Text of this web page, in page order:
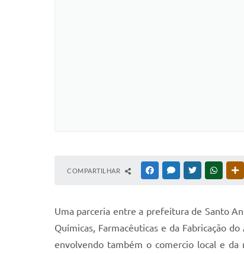
COMPARTILHAR FACEBOOKMESSENGER
TWITTER
Uma parceria entre a prefeitura de Santo
Químicas, Farmacêuticas e da Fabricação
envolvendo também o comercio local e da